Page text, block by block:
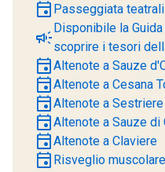
event Passeggiata
campaignDisponibile la
scoprire i tesori
eventAltenote a Sauze
eventAltenote a Cesana
eventAltenote a Sestriere
eventAltenote a Sauze di
eventAltenote a Claviere
event Risveglio